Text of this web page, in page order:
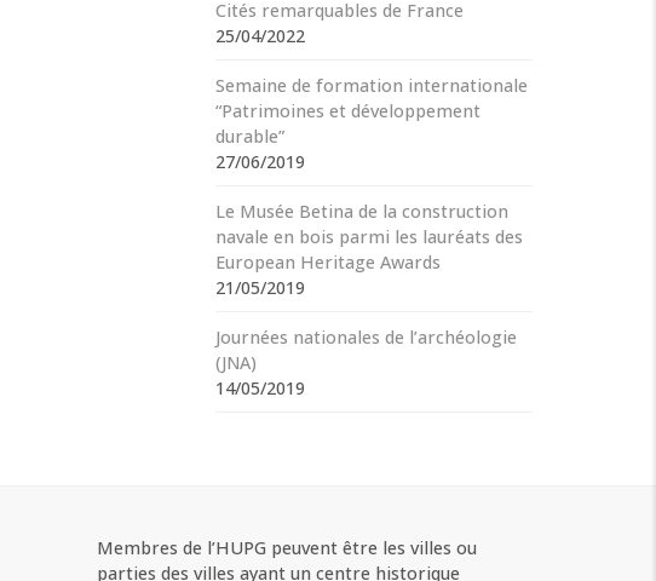
Cités remarquables de France
25/04/2022
Semaine de formation internationale
“Patrimoines et développement
durable”
27/06/2019
Le Musée Betina de la construction
navale en bois parmi les lauréats des
European Heritage Awards
21/05/2019
Journées nationales de l’archéologie
(JNA)
14/05/2019
Membres de l’HUPG peuvent être les villes ou
parties des villes ayant un centre historique